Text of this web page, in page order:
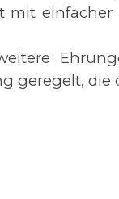
mit
geregelt, die